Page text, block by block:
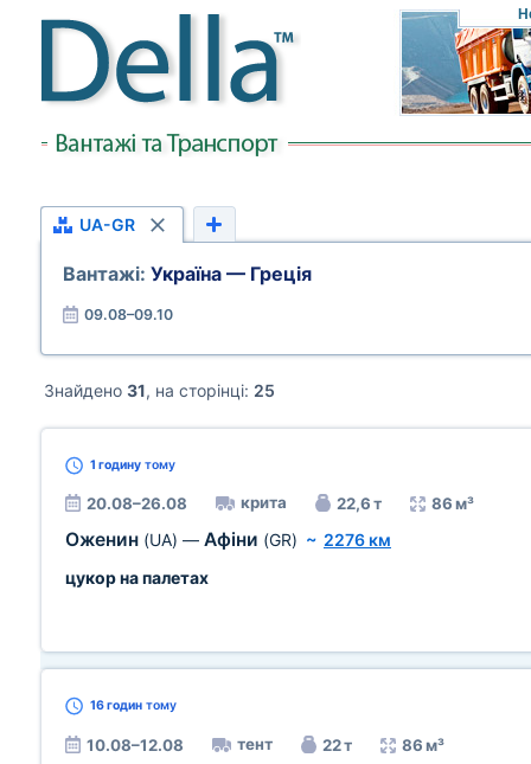
UA-GR
Вантажі: Україна — Греція
09.08–09.10
Знайдено 31, на сторінці: 25
1 годину тому
20.08–26.08 крита 22,6 т 86 м³
Оженин (UA) — Афіни (GR) ~ 2276 км
цукор на палетах
16 годин тому
10.08–12.08 тент 22 т 86 м³